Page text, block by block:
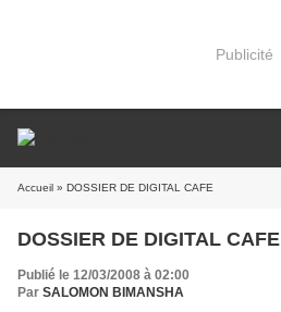
Publicité
Accueil » DOSSIER DE DIGITAL CAFE
DOSSIER DE DIGITAL CAFE
Publié le 12/03/2008 à 02:00
Par SALOMON BIMANSHA